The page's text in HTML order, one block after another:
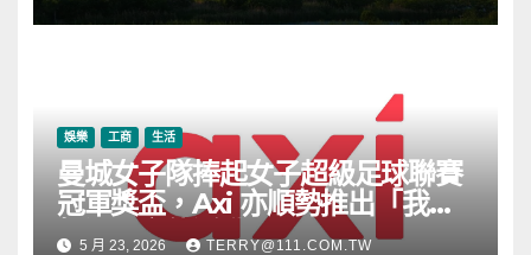
娛樂 工商 生活
曼城女子隊捧起女子超級足球聯賽
冠軍獎盃，Axi 亦順勢推出「我的
根源」宣傳活動
5 月 23, 2026 TERRY@111.COM.TW